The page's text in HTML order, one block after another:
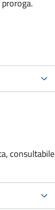
consultabile